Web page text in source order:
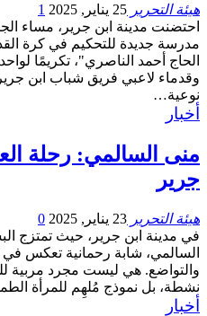
هيئة التحرير 25 يناير, 2025
1
مدرسة جديدة للتحكيم في كرة
الحاج أحمد الناصري"، تكريمًا
وقدماء لاعبي فريق شباب ابن
نوعية…
أخبار
منى السالمي: رحلة
جرير
هيئة التحرير 23 يناير, 2025
0
في مدينة ابن جرير، حيث تمتزج
السالمي، شابة رحمانية تعكس في
والتواضع. هي ليست مجرد مربية
نشطة، بل نموذج مُلهِم للمرأة
أخبار